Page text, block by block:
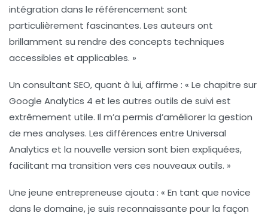
intégration dans le référencement sont
particulièrement fascinantes. Les auteurs ont
brillamment su rendre des concepts techniques
accessibles et applicables. »
Un consultant SEO, quant à lui, affirme : « Le chapitre sur
Google Analytics 4 et les autres outils de suivi est
extrêmement utile. Il m’a permis d’améliorer la gestion
de mes analyses. Les différences entre Universal
Analytics et la nouvelle version sont bien expliquées,
facilitant ma transition vers ces nouveaux outils. »
Une jeune entrepreneuse ajouta : « En tant que novice
dans le domaine, je suis reconnaissante pour la façon